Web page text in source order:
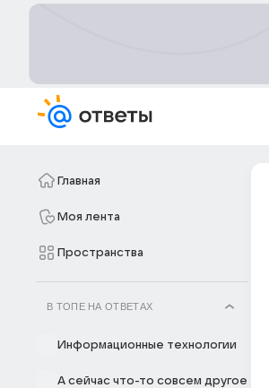
Главная
Моя лента
Пространства
В ТОПЕ НА ОТВЕТАХ
Информационные технологии
А сейчас что-то совсем другое